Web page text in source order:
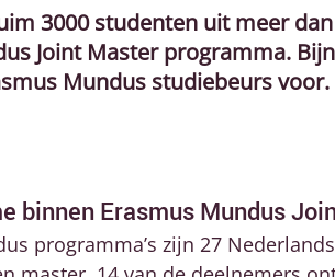
3000 studenten uit meer
Joint Master programma.
Mundus studiebeurs voor.
binnen Erasmus Mundus
programma’s zijn 27